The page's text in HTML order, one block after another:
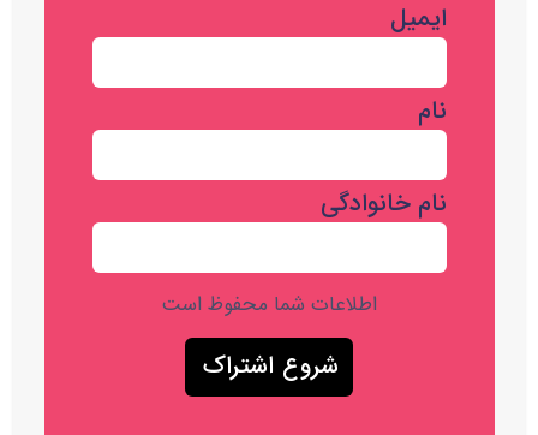
ایمیل
نام
نام خانوادگی
اطلاعات شما محفوظ است